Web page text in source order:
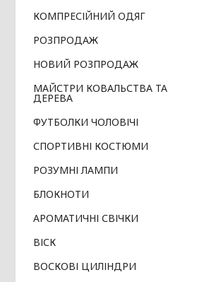
КОМПРЕСІЙНИЙ ОДЯГ
РОЗПРОДАЖ
НОВИЙ РОЗПРОДАЖ
МАЙСТРИ КОВАЛЬСТВА ТА
ДЕРЕВА
ФУТБОЛКИ ЧОЛОВІЧІ
СПОРТИВНІ КОСТЮМИ
РОЗУМНІ ЛАМПИ
БЛОКНОТИ
АРОМАТИЧНІ СВІЧКИ
ВІСК
ВОСКОВІ ЦИЛІНДРИ